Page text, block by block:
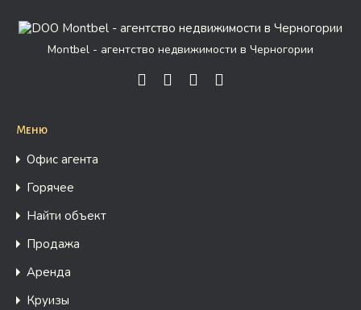
Montbel - агентство недвижимости в Черногории
Меню
Офис агента
Горячее
Найти объект
Продажа
Аренда
Круизы